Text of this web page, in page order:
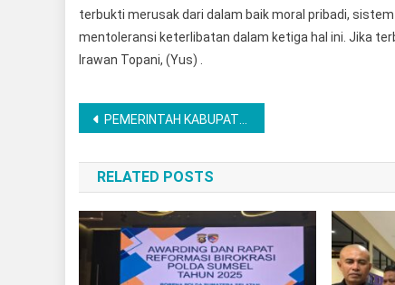
terbukti merusak dari dalam baik moral pribadi,
mentoleransi keterlibatan dalam ketiga hal ini. Jika
Irawan Topani, (Yus) .
Post
navigation
PEMERINTAH KABUPATEN PESISIR BARAT JEMPUT BOLA KE PUSAT DORONG PERCEPATAN PEMBANGUNAN DAERAH
RELATED POSTS